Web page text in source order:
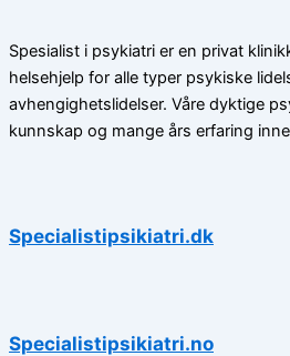
Spesialist i psykiatri er en privat
helsehjelp for alle typer psykiske
avhengighetslidelser. Våre dyktige
kunnskap og mange års erfaring
Specialistipsikiatri.dk
Specialistipsikiatri.no